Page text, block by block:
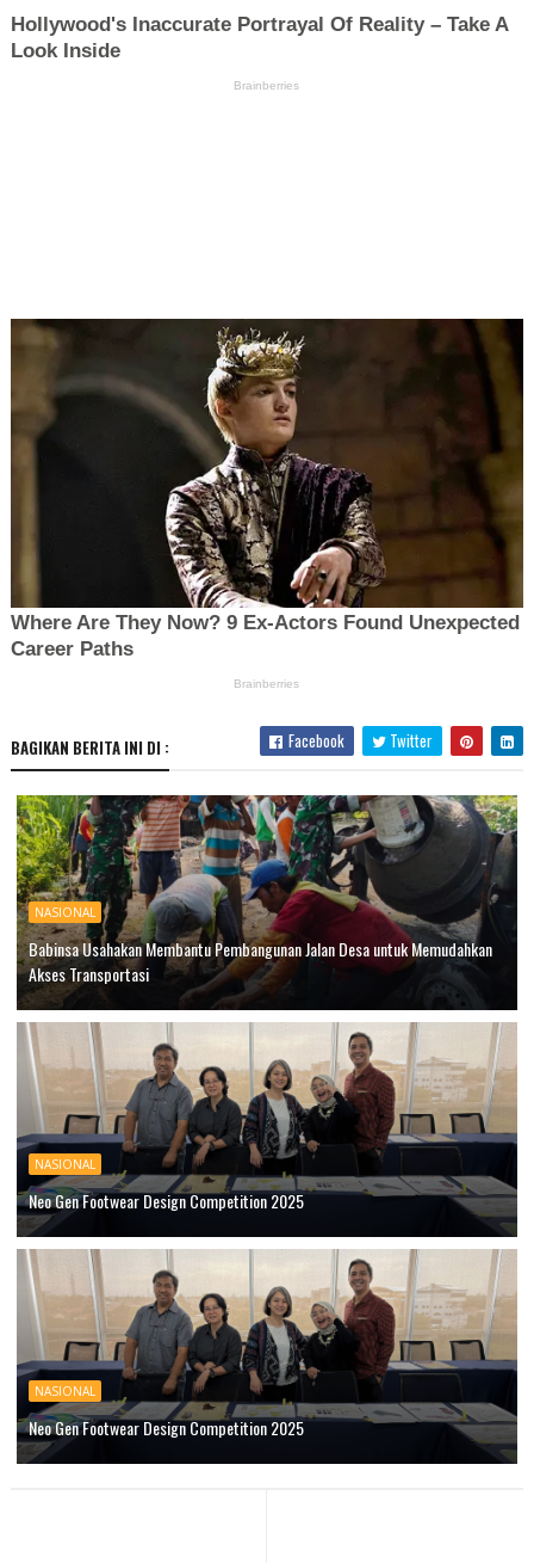
BAGIKAN BERITA INI DI : Facebook Twitter
NASIONAL
Babinsa Usahakan Membantu Pembangunan Jalan Desa untuk Memudahkan
Akses Transportasi
NASIONAL
Neo Gen Footwear Design Competition 2025
NASIONAL
Neo Gen Footwear Design Competition 2025